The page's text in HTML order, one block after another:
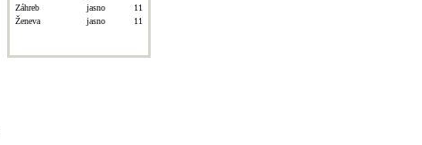
Záhreb
jasno
11
Ženeva
jasno 11